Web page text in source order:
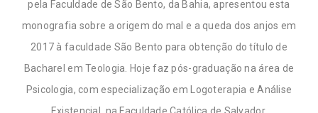
pela Faculdade de São Bento, da Bahia, apresentou esta
monografia sobre a origem do mal e a queda dos anjos em
2017 à faculdade São Bento para obtenção do título de
Bacharel em Teologia. Hoje faz pós-graduação na área de
Psicologia, com especialização em Logoterapia e Análise